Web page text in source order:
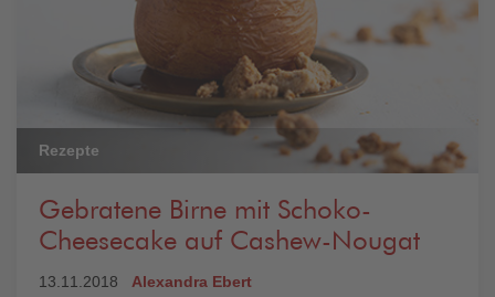
Rezepte
Gebratene Birne mit Schoko-
Cheesecake auf Cashew-Nougat
13.11.2018 Alexandra Ebert